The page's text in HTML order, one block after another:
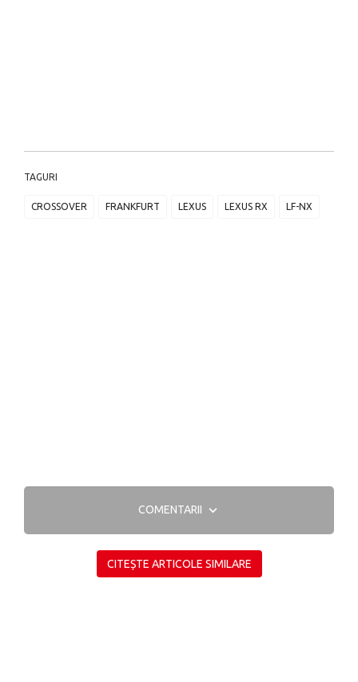
TAGURI
CROSSOVER FRANKFURT LEXUS LEXUS RX LF-NX
COMENTARII
CITEȘTE ARTICOLE SIMILARE